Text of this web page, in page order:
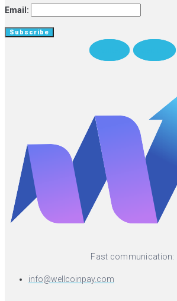
Email:
Fast communication:
info@wellcoinpay.com